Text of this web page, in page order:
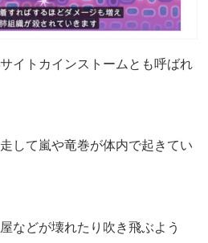
イトカインストームとも呼ばれ
して嵐や竜巻が体内で起きてい
などが壊れたり吹き飛ぶよう